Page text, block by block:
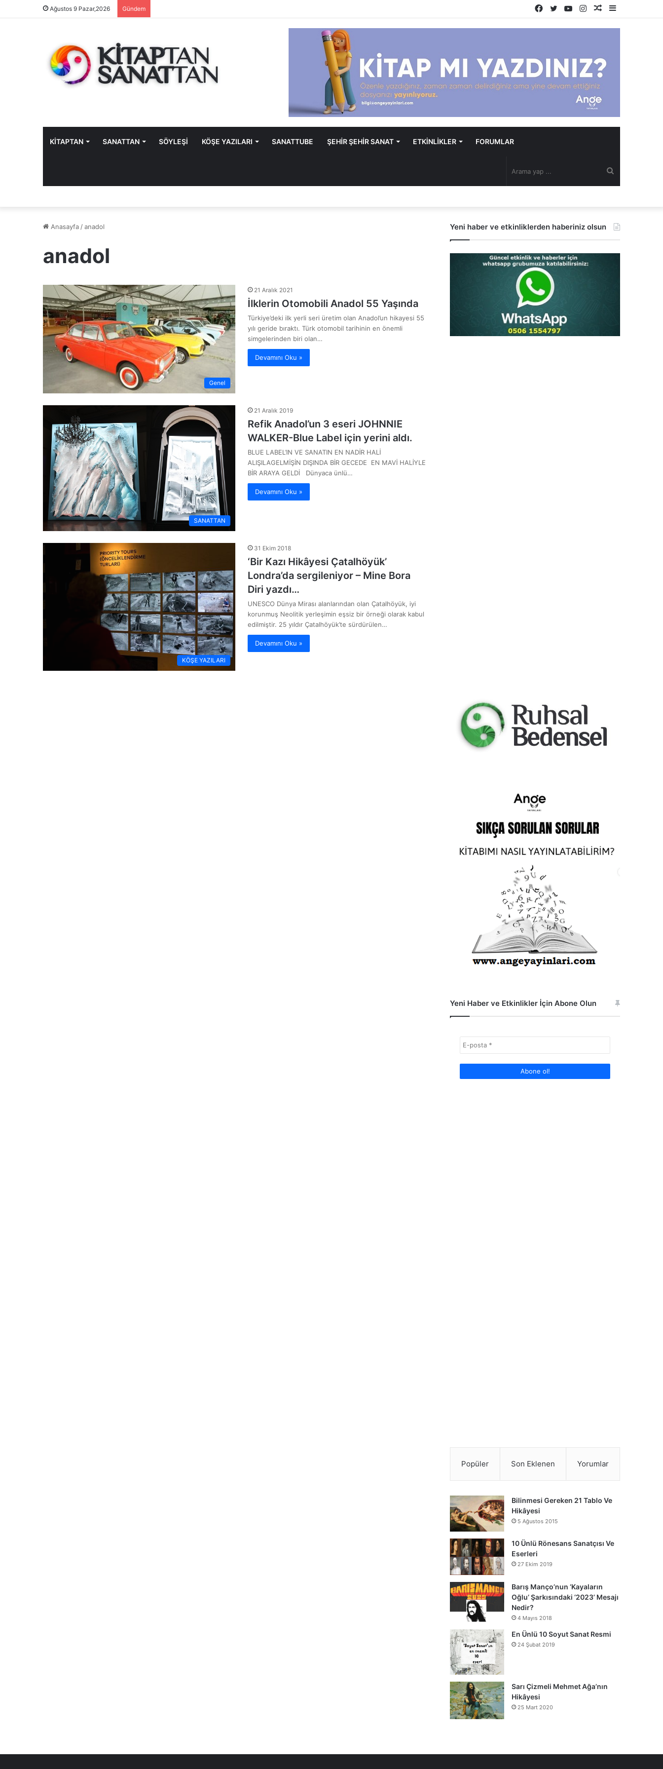
Ağustos 9 Pazar,2026 Gündem
Kenar
Rastgele
Instagram
YouTube
Twitter
Facebook
KİTAPTAN SANATTAN SÖYLEŞİ KÖŞE YAZILARI SANATTUBE ŞEHİR ŞEHİR SANAT ETKİNLİKLER FORUMLAR
...
Anasayfa /anadol
anadol
Genel
21 Aralık 2021
İlklerin Otomobili Anadol 55 Yaşında
Türkiye’deki ilk yerli seri üretim olan Anadol’un hikayesi 55
yılı geride bıraktı. Türk otomobil tarihinin en önemli
simgelerinden biri olan…
Devamını Oku »
SANATTAN
21 Aralık 2019
Refik Anadol’un 3 eseri JOHNNIE
WALKER-Blue Label için yerini aldı.
BLUE LABEL’IN VE SANATIN EN NADİR HALİ
ALIŞILAGELMİŞİN DIŞINDA BİR GECEDE EN MAVİ HALİYLE
BİR ARAYA GELDİ Dünyaca ünlü…
Devamını Oku »
KÖŞE YAZILARI
31 Ekim 2018
‘Bir Kazı Hikâyesi Çatalhöyük’
Londra’da sergileniyor – Mine Bora
Diri yazdı…
UNESCO Dünya Mirası alanlarından olan Çatalhöyük, iyi
korunmuş Neolitik yerleşimin eşsiz bir örneği olarak kabul
edilmiştir. 25 yıldır Çatalhöyük’te sürdürülen…
Devamını Oku »
Yeni haber ve etkinliklerden haberiniz olsun
Yeni Haber ve Etkinlikler İçin Abone Olun
Popüler Son Eklenen Yorumlar
Bilinmesi Gereken 21 Tablo Ve
Hikâyesi
5 Ağustos 2015
10 Ünlü Rönesans Sanatçısı Ve
Eserleri
27 Ekim 2019
Barış Manço’nun ‘Kayaların
Oğlu’ Şarkısındaki ‘2023’ Mesajı
Nedir?
4 Mayıs 2018
En Ünlü 10 Soyut Sanat Resmi
24 Şubat 2019
Sarı Çizmeli Mehmet Ağa’nın
Hikâyesi
25 Mart 2020